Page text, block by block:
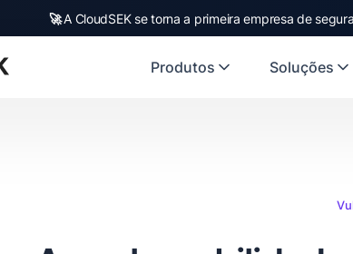
🚀A CloudSEK se torna a primeira empresa de
Produtos Soluções